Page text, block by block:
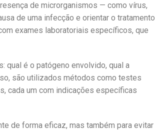
de microrganismos — como vírus,
de uma infecção e orientar o tratamento
exames laboratoriais específicos, que
qual é o patógeno envolvido, qual a
são utilizados métodos como testes
cada um com indicações específicas
de forma eficaz, mas também para evitar